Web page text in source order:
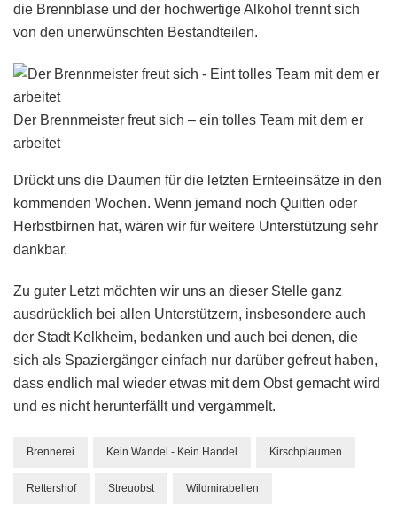
die Brennblase und der hochwertige Alkohol trennt sich
von den unerwünschten Bestandteilen.
Der Brennmeister freut sich – ein tolles Team mit dem er
arbeitet
Drückt uns die Daumen für die letzten Ernteeinsätze in den
kommenden Wochen. Wenn jemand noch Quitten oder
Herbstbirnen hat, wären wir für weitere Unterstützung sehr
dankbar.
Zu guter Letzt möchten wir uns an dieser Stelle ganz
ausdrücklich bei allen Unterstützern, insbesondere auch
der Stadt Kelkheim, bedanken und auch bei denen, die
sich als Spaziergänger einfach nur darüber gefreut haben,
dass endlich mal wieder etwas mit dem Obst gemacht wird
und es nicht herunterfällt und vergammelt.
Brennerei Kein Wandel - Kein Handel Kirschplaumen
Rettershof Streuobst Wildmirabellen